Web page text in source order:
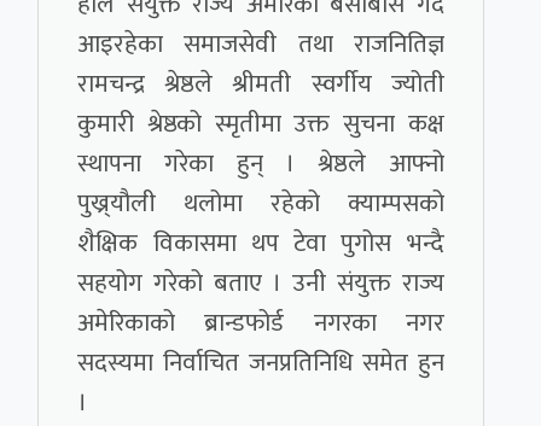
आइरहेका समाजसेवी तथा राजनितिज्ञ
रामचन्द्र श्रेष्ठले श्रीमती स्वर्गीय ज्योती
कुमारी श्रेष्ठको स्मृतीमा उक्त सुचना कक्ष
स्थापना गरेका हुन् । श्रेष्ठले आफ्नो
पुख्र्यौली थलोमा रहेको क्याम्पसको
शैक्षिक विकासमा थप टेवा पुगोस भन्दै
सहयोग गरेको बताए । उनी संयुक्त राज्य
अमेरिकाको ब्रान्डफोर्ड नगरका नगर
सदस्यमा निर्वाचित जनप्रतिनिधि समेत हुन
।